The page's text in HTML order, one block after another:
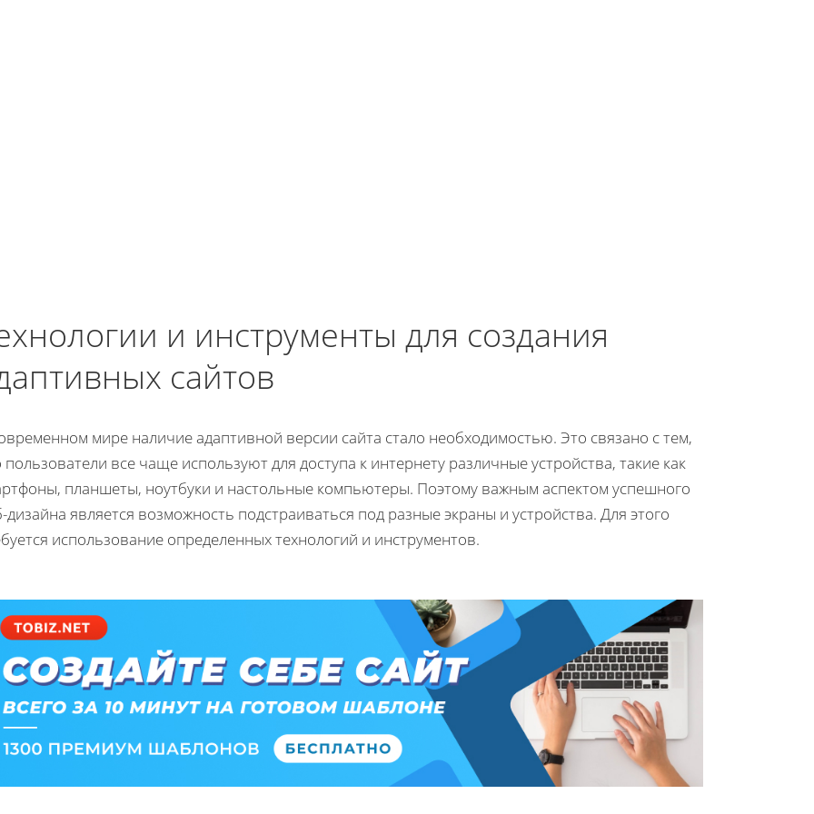
и инструменты для создания
сайтов
мире наличие адаптивной версии сайта стало необходимостью. Это связано с тем,
пользователи все чаще используют для доступа к интернету различные устройства, такие как
планшеты, ноутбуки и настольные компьютеры. Поэтому важным аспектом успешного
дизайна является возможность подстраиваться под разные экраны и устройства. Для этого
использование определенных технологий и инструментов.